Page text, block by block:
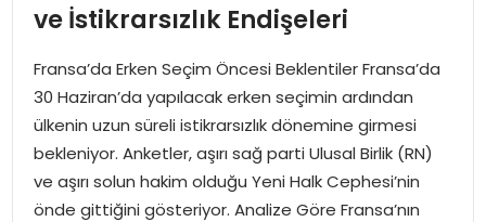
İDEAL YAŞAM
İDEAL SPOR
YAŞAM
MAGAZIN
ve İstikrarsızlık Endişeleri
Fransa’da Erken Seçim Öncesi Beklentiler Fransa’da
30 Haziran’da yapılacak erken seçimin ardından
ülkenin uzun süreli istikrarsızlık dönemine girmesi
bekleniyor. Anketler, aşırı sağ parti Ulusal Birlik (RN)
ve aşırı solun hakim olduğu Yeni Halk Cephesi’nin
önde gittiğini gösteriyor. Analize Göre Fransa’nın